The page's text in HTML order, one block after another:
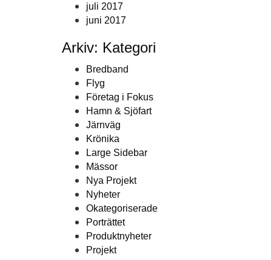
juli 2017
juni 2017
Arkiv: Kategori
Bredband
Flyg
Företag i Fokus
Hamn & Sjöfart
Järnväg
Krönika
Large Sidebar
Mässor
Nya Projekt
Nyheter
Okategoriserade
Porträttet
Produktnyheter
Projekt